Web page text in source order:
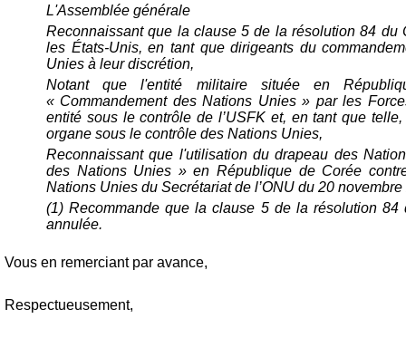
L'Assemblée générale
Reconnaissant que la clause 5 de la résolution 84
les États-Unis, en tant que dirigeants du
Unies à leur discrétion,
Notant que l'entité militaire située en
« Commandement des Nations Unies » par les
entité sous le contrôle de l’USFK et, en tant que
organe sous le contrôle des Nations Unies,
Reconnaissant que l'utilisation du drapeau des
des Nations Unies » en République de Corée
Nations Unies du Secrétariat de l’ONU du 20 novembre
(1) Recommande que la clause 5 de la résolution
annulée.
Vous en remerciant par avance,
Respectueusement,